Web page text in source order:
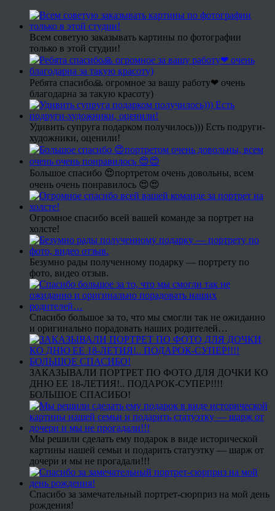
Всем советую заказывать картины по фотографии
только в этой студии!
Ребята спасибо🙏 огромное за вашу работу❤ очень
благодарна за такую красоту)
Удивить супруга подарком получилось))) Есть подруги-
художники, оценили!
Большое спасибо 😍портретом очень довольны, всем
очень очень понравилось 😍😍
Огромное спасибо всей вашей команде за портрет на
холсте!
Безумно рады полученному подарку — портрету по
фото, видео отзыв.
Спасибо большое за то, что мы смогли так не ожиданно
и оригинально порадовать наших родителей…
ЗАКАЗЫВАЛИ ПОРТРЕТ ПО ФОТО ДЛЯ ДОЧКИ КО
ДНЮ ЕЕ 18-ЛЕТИЯ!.. ПОДАРОК-СУПЕР!!!!
БОЛЬШОЕ СПАСИБО!
Мы решили сделать ему подарок в виде исторической
картины нашей семьи и подарить статуэтку — шарж от
дочери и мы не прогадали!!!
Спасибо за замечательный портрет-сюрприз на мой день
рождения!